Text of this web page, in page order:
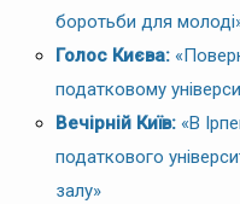
боротьби для
Голос Києва:
податковому
Вечірній Київ: «В
податкового
залу»